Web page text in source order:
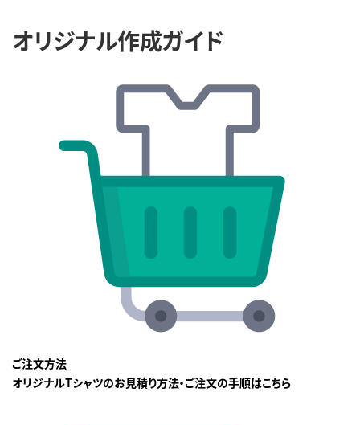
オリジナル作成ガイド
ご注文方法
オリジナルTシャツのお見積り方法・ご注文の手順はこちら